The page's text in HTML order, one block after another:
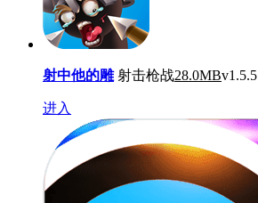
射中他的雕 射击枪战28.0MBv1.5.5
进入